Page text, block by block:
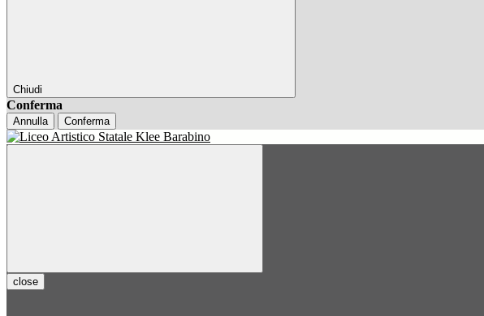
Chiudi
Conferma
Annulla Conferma
close